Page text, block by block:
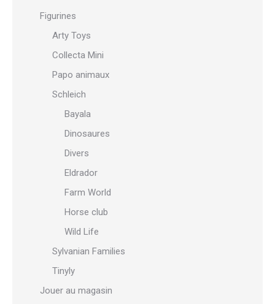
Figurines
Arty Toys
Collecta Mini
Papo animaux
Schleich
Bayala
Dinosaures
Divers
Eldrador
Farm World
Horse club
Wild Life
Sylvanian Families
Tinyly
Jouer au magasin